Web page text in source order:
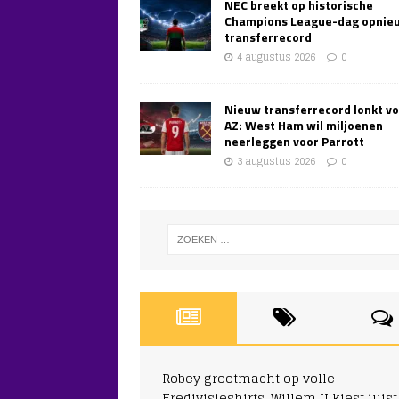
NEC breekt op historische
Champions League-dag
transferrecord
4 augustus 2026 0
Nieuw transferrecord lonkt
AZ: West Ham wil miljoenen
neerleggen voor Parrott
3 augustus 2026 0
Robey grootmacht op volle